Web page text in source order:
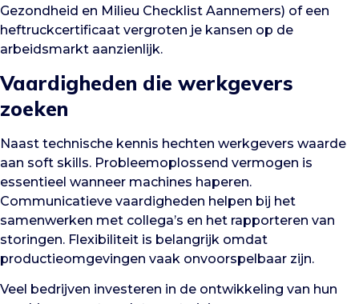
Gezondheid en Milieu Checklist Aannemers) of een
heftruckcertificaat vergroten je kansen op de
arbeidsmarkt aanzienlijk.
Vaardigheden die werkgevers
zoeken
Naast technische kennis hechten werkgevers waarde
aan soft skills. Probleemoplossend vermogen is
essentieel wanneer machines haperen.
Communicatieve vaardigheden helpen bij het
samenwerken met collega’s en het rapporteren van
storingen. Flexibiliteit is belangrijk omdat
productieomgevingen vaak onvoorspelbaar zijn.
Veel bedrijven investeren in de ontwikkeling van hun